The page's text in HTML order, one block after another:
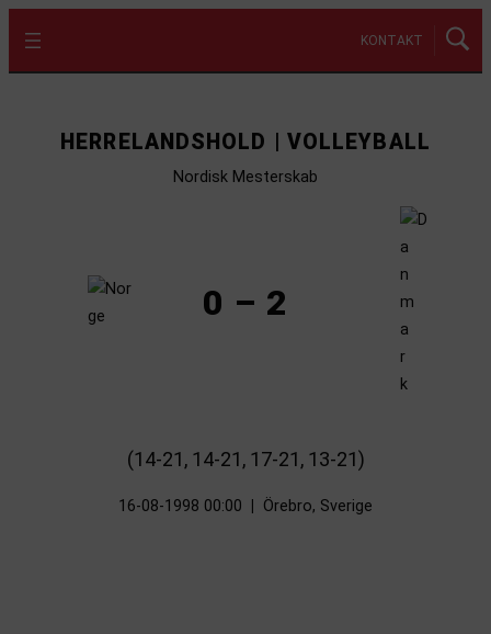
KONTAKT
HERRELANDSHOLD | VOLLEYBALL
Nordisk Mesterskab
0 – 2
(14-21, 14-21, 17-21, 13-21)
16-08-1998 00:00 Örebro, Sverige